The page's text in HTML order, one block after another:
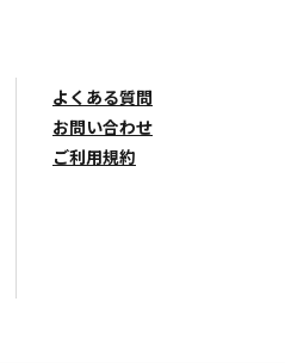
よくある質問
お問い合わせ
ご利用規約